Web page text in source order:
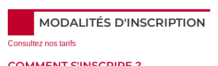
MODALITÉS D'INSCRIPTION
Consultez nos tarifs